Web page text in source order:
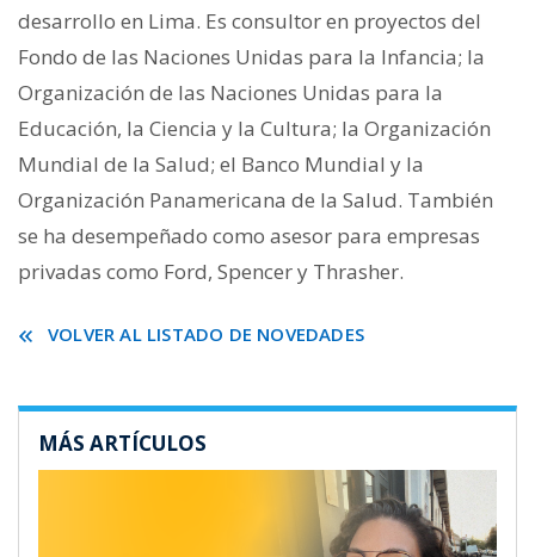
desarrollo en Lima. Es consultor en proyectos del
Fondo de las Naciones Unidas para la Infancia; la
Organización de las Naciones Unidas para la
Educación, la Ciencia y la Cultura; la Organización
Mundial de la Salud; el Banco Mundial y la
Organización Panamericana de la Salud. También
se ha desempeñado como asesor para empresas
privadas como Ford, Spencer y Thrasher.
VOLVER AL LISTADO DE NOVEDADES
MÁS ARTÍCULOS